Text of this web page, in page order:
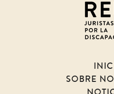
SOBRE